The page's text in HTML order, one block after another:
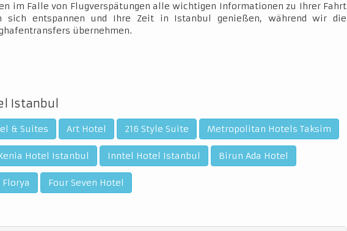
im Falle von Flugverspätungen alle wichtigen Informationen zu Ihrer Fahrt
sich entspannen und Ihre Zeit in Istanbul genießen, während wir die
übernehmen.
Istanbul
& Suites Art Hotel 216 Style Suite Metropolitan Hotels Taksim
Hotel Istanbul Inntel Hotel Istanbul Birun Ada Hotel
Four Seven Hotel